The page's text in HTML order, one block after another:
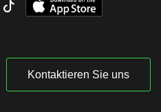
Kontaktieren Sie uns